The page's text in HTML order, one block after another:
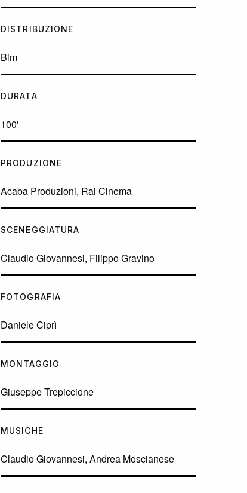
DISTRIBUZIONE
Bim
DURATA
100'
PRODUZIONE
Acaba Produzioni, Rai Cinema
SCENEGGIATURA
Claudio Giovannesi, Filippo Gravino
FOTOGRAFIA
Daniele Ciprì
MONTAGGIO
Giuseppe Trepiccione
MUSICHE
Claudio Giovannesi, Andrea Moscianese